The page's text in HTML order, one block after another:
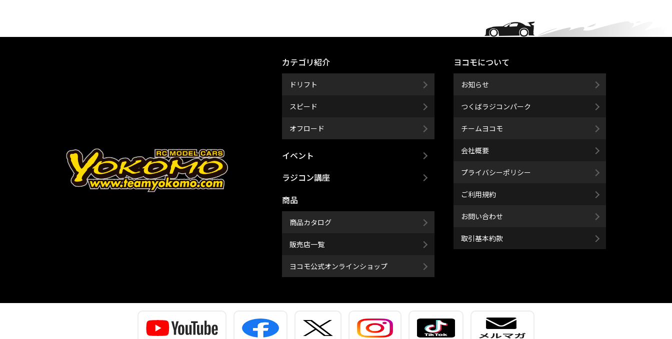
カテゴリ紹介
ドリフト
スピード
オフロード
イベント
ラジコン講座
商品
商品カタログ
販売店一覧
ヨコモ公式オンラインショップ
ヨコモについて
お知らせ
つくばラジコンパーク
チームヨコモ
会社概要
プライバシーポリシー
ご利用規約
お問い合わせ
取引基本約款